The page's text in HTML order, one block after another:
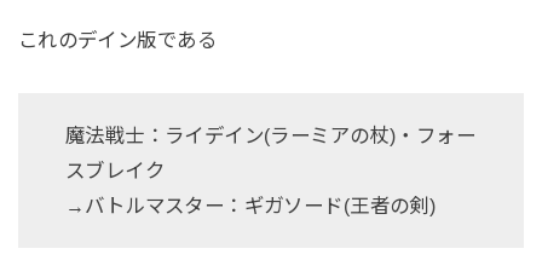
これのデイン版である
魔法戦士：ライデイン(ラーミアの杖)・フォー
スブレイク
→バトルマスター：ギガソード(王者の剣)